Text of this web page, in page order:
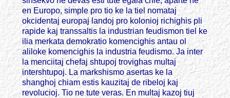
en Europo, simple pro tio ke la tiel nomataj
okcidentaj europaj landoj pro kolonioj richighis pli
rapide kaj transsaltis la industrian feudismon tiel ke
ilia merkata demokratio komencighis antau ol
aliloke komencighis la industria feudismo. Ja inter
la menciitaj chefaj shtupoj trovighas multaj
intershtupoj. La markshismo asertas ke la
shanghoj chiam estis kauzitaj de ribeloj kaj
revolucioj. Tio ne tute veras. En multaj kazoj tiuj